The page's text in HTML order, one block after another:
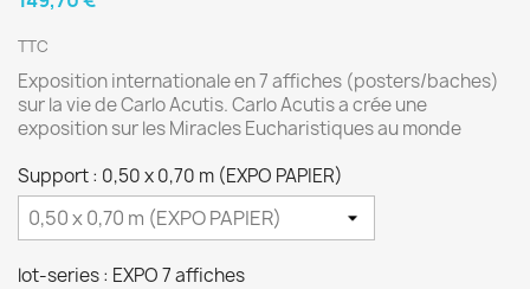
TTC
Expositioninternationale en 7 affiches (posters/baches)
sur la vie de Carlo Acutis. Carlo Acutis a crée une
exposition sur les Miracles Eucharistiques au monde
Support : 0,50 x 0,70 m (EXPO PAPIER)
lot-series : EXPO 7 affiches